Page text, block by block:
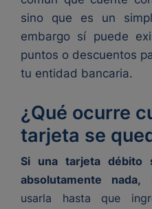
sino que es un
embargo sí puede
puntos o descuentos
tu entidad bancaria.
¿Qué ocurre
tarjeta se
Si una tarjeta
absolutamente nada,
usarla hasta que